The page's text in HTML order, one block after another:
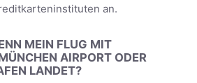
an.
MEIN FLUG MIT
AIRPORT ODER
LANDET?